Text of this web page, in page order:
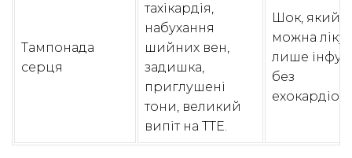
Тампонада
серця
тахікардія,
набухання
шийних вен,
задишка,
приглушені
тони, великий
випіт на ТТЕ.
Шок, який
можна
лише
без